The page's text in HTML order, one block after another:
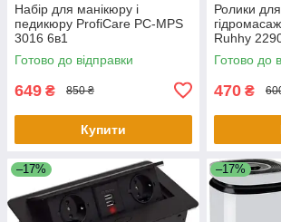
Набір для манікюру і
педикюру ProfiCare PC-MPS
3016 6в1
Готово до відправки
649 ₴ 850 ₴
Купити
Ролики
Ruhhy
Готово до
470 ₴
–17% –17%